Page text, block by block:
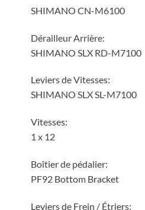
SHIMANO CN-M6100
Dérailleur Arrière:
SHIMANO SLX RD-M7100
Leviers de Vitesses:
SHIMANO SLX SL-M7100
Vitesses:
1 x 12
Boîtier de pédalier:
PF92 Bottom Bracket
Leviers de Frein / Étriers: